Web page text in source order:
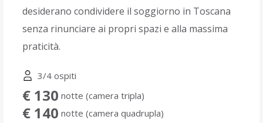
desiderano condividere il soggiorno in Toscana
senza rinunciare ai propri spazi e alla massima
praticità.
3/4 ospiti
€ 130 notte (camera tripla)
€ 140 notte (camera quadrupla)